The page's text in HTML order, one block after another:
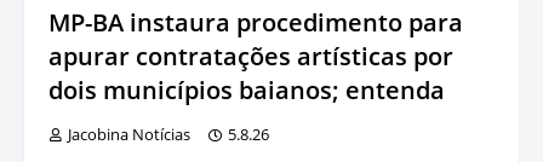
MP-BA instaura procedimento para
apurar contratações artísticas por
dois municípios baianos; entenda
Jacobina Notícias
5.8.26